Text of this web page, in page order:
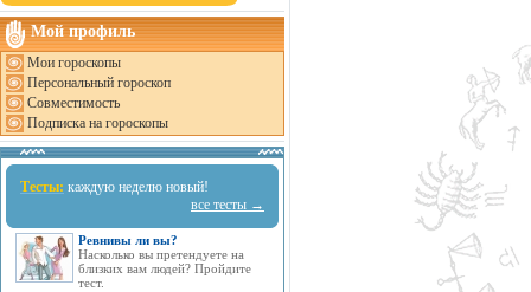
Мой профиль
Мои гороскопы
Персональный гороскоп
Совместимость
Подписка на гороскопы
Тесты: каждую неделю новый!
все тесты →
Ревнивы ли вы?
Насколько вы претендуете на
близких вам людей? Пройдите
тест.